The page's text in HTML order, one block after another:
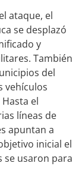
ataque, el
se desplazó
y
También
del
vehículos
el
líneas de
apuntan a
inicial el
se usaron para